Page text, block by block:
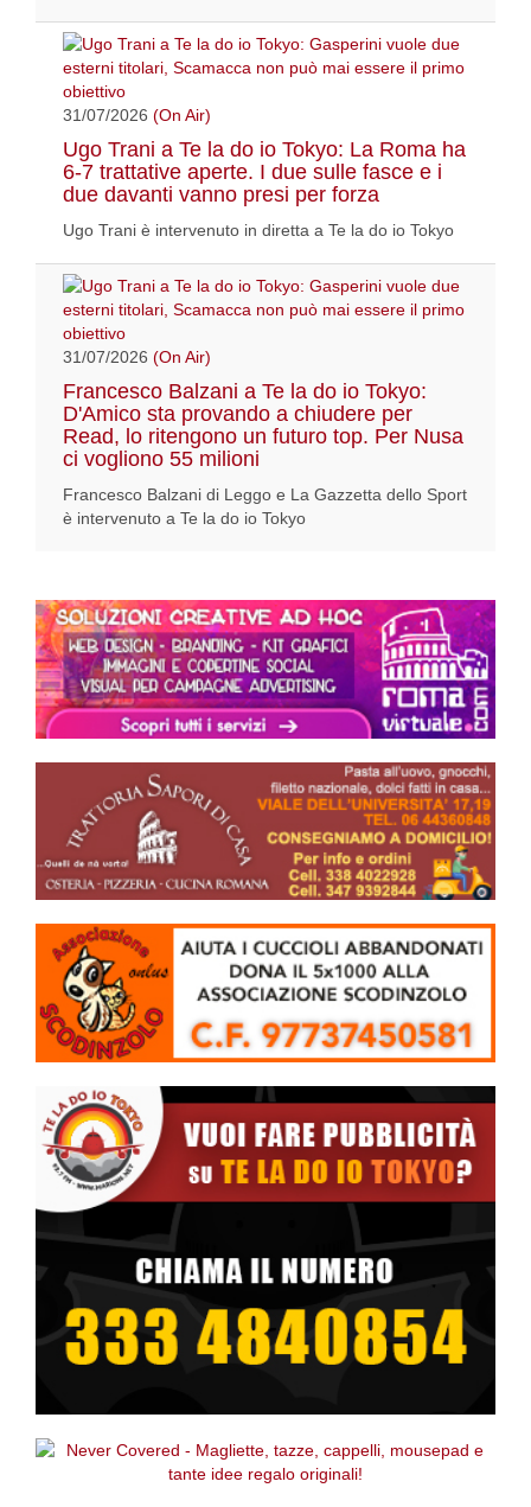
31/07/2026 (On Air)
Ugo Trani a Te la do io Tokyo: La Roma ha
6-7 trattative aperte. I due sulle fasce e i
due davanti vanno presi per forza
Ugo Trani è intervenuto in diretta a Te la do io Tokyo
31/07/2026 (On Air)
Francesco Balzani a Te la do io Tokyo:
D'Amico sta provando a chiudere per
Read, lo ritengono un futuro top. Per Nusa
ci vogliono 55 milioni
Francesco Balzani di Leggo e La Gazzetta dello Sport
è intervenuto a Te la do io Tokyo